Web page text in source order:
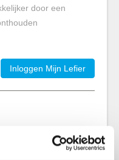
door een
Inloggen Mijn Lefier